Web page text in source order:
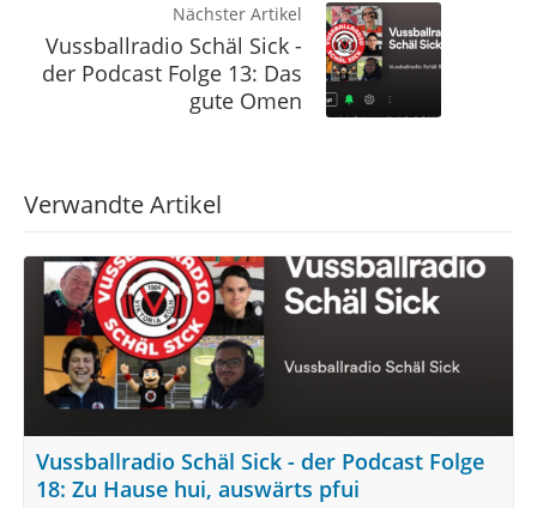
Nächster Artikel
Vussballradio Schäl Sick -
der Podcast Folge 13: Das
gute Omen
Verwandte Artikel
Vussballradio Schäl Sick - der Podcast Folge
18: Zu Hause hui, auswärts pfui